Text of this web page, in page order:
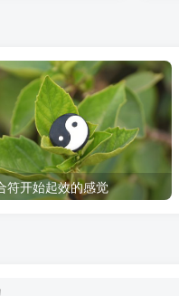
符开始起效的感觉